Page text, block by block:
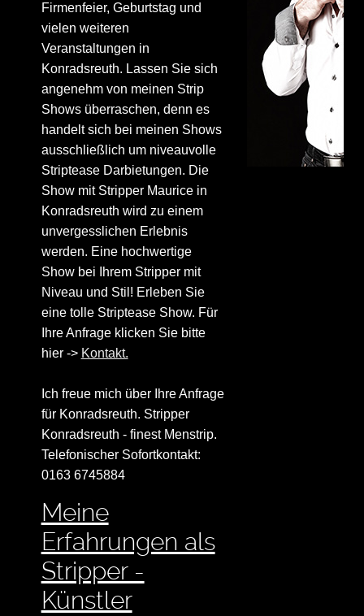
Firmenfeier, Geburtstag und
vielen weiteren
Veranstaltungen in
Konradsreuth. Lassen Sie sich
angenehm von meinen Strip
Shows überraschen, denn es
handelt sich bei meinen Shows
ausschließlich um niveauvolle
Striptease Darbietungen. Die
Show mit Stripper Maurice in
Konradsreuth wird zu einem
unvergesslichen Erlebnis
werden. Eine hochwertige
Show bei Ihrem Stripper mit
Niveau und Stil! Erleben Sie
eine tolle Striptease Show. Für
Ihre Anfrage klicken Sie bitte
hier -> Kontakt.
Ich freue mich über Ihre Anfrage
für Konradsreuth. Stripper
Konradsreuth - finest Menstrip.
Telefonischer Sofortkontakt:
0163 6745884
Meine
Erfahrungen als
Stripper -
Künstler